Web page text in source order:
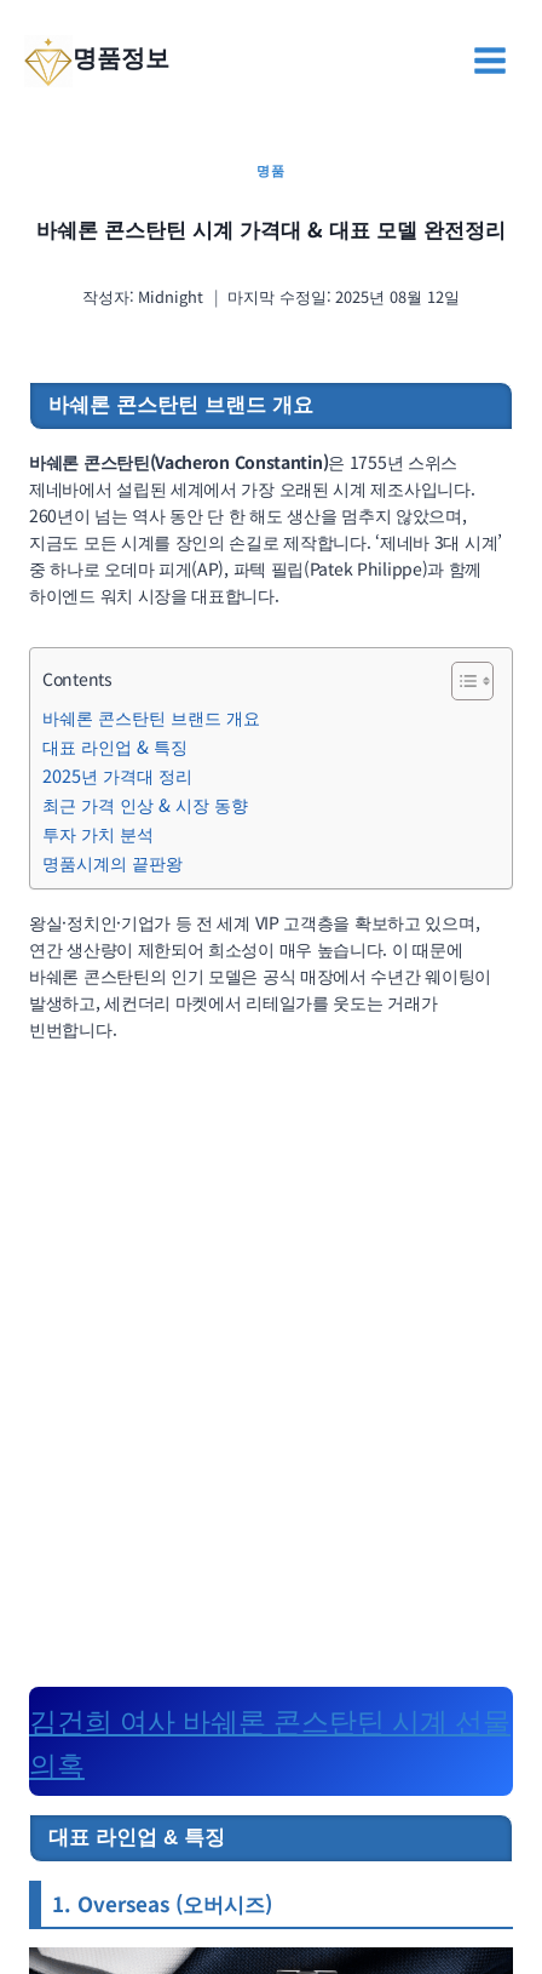
content명품정보
명품
바쉐론 콘스탄틴 시계 가격대 & 대표 모델 완전정리
작성자: Midnight 마지막 수정일: 2025년 08월 12일
바쉐론 콘스탄틴 브랜드 개요
바쉐론 콘스탄틴(Vacheron Constantin)은 1755년 스위스
제네바에서 설립된 세계에서 가장 오래된 시계 제조사입니다.
260년이 넘는 역사 동안 단 한 해도 생산을 멈추지 않았으며,
지금도 모든 시계를 장인의 손길로 제작합니다. ‘제네바 3대 시계’
중 하나로 오데마 피게(AP), 파텍 필립(Patek Philippe)과 함께
하이엔드 워치 시장을 대표합니다.
Contents
바쉐론 콘스탄틴 브랜드 개요
대표 라인업 & 특징
2025년 가격대 정리
최근 가격 인상 & 시장 동향
투자 가치 분석
명품시계의 끝판왕
왕실·정치인·기업가 등 전 세계 VIP 고객층을 확보하고 있으며,
연간 생산량이 제한되어 희소성이 매우 높습니다. 이 때문에
바쉐론 콘스탄틴의 인기 모델은 공식 매장에서 수년간 웨이팅이
발생하고, 세컨더리 마켓에서 리테일가를 웃도는 거래가
빈번합니다.
김건희 여사 바쉐론 콘스탄틴 시계 선물
의혹
대표 라인업 & 특징
1. Overseas (오버시즈)